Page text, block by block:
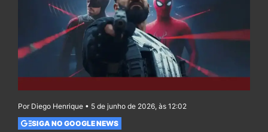
Por Diego Henrique • 5 de junho de 2026, às 12:02
SIGA NO GOOGLE NEWS